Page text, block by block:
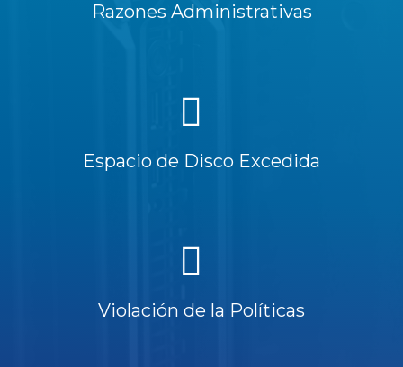
Razones Administrativas
Espacio de Disco Excedida
Violación de la Políticas